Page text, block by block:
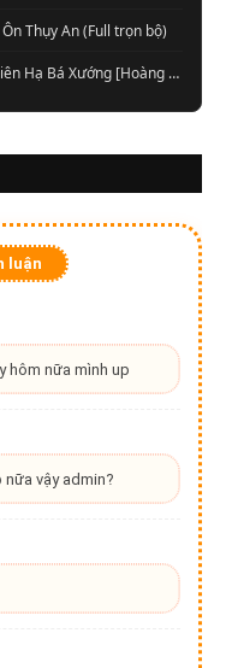
Thụy An (Full trọn bộ)
[Free] Truyện audio: Ma Thổi Đèn- Thiên Hạ Bá Xướng [Hoàng Vinh đọc] (Trọn bộ)
luận
hôm nữa mình up
vậy admin?